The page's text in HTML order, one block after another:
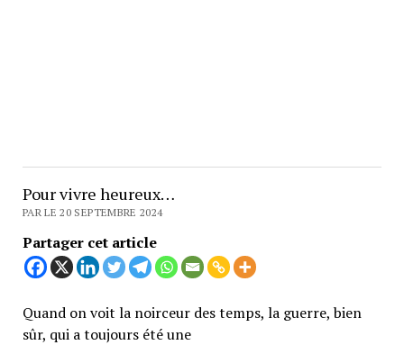
Pour vivre heureux…
PAR LE 20 SEPTEMBRE 2024
Partager cet article
Quand on voit la noirceur des temps, la guerre, bien
sûr, qui a toujours été une